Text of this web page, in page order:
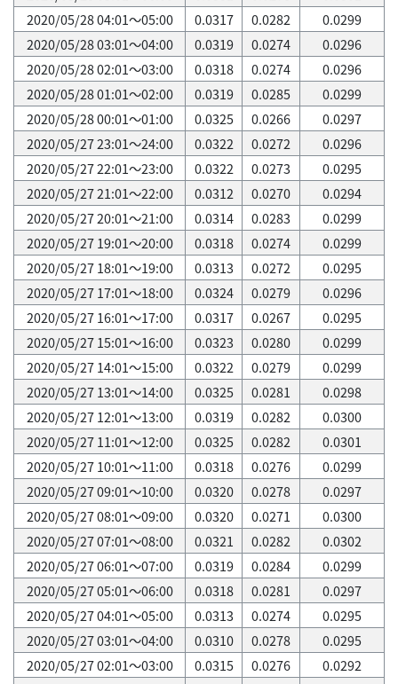
2020/05/28 04:01～05:00
0.0317 0.0282
0.0299
2020/05/28 03:01～04:00
0.0319 0.0274
0.0296
2020/05/28 02:01～03:00
0.0318 0.0274
0.0296
2020/05/28 01:01～02:00
0.0319 0.0285
0.0299
2020/05/28 00:01～01:00
0.0325 0.0266
0.0297
2020/05/27 23:01～24:00
0.0322 0.0272
0.0296
2020/05/27 22:01～23:00
0.0322 0.0273
0.0295
2020/05/27 21:01～22:00
0.0312 0.0270
0.0294
2020/05/27 20:01～21:00
0.0314 0.0283
0.0299
2020/05/27 19:01～20:00
0.0318 0.0274
0.0299
2020/05/27 18:01～19:00
0.0313 0.0272
0.0295
2020/05/27 17:01～18:00
0.0324 0.0279
0.0296
2020/05/27 16:01～17:00
0.0317 0.0267
0.0295
2020/05/27 15:01～16:00
0.0323 0.0280
0.0299
2020/05/27 14:01～15:00
0.0322 0.0279
0.0299
2020/05/27 13:01～14:00
0.0325 0.0281
0.0298
2020/05/27 12:01～13:00
0.0319 0.0282
0.0300
2020/05/27 11:01～12:00
0.0325 0.0282
0.0301
2020/05/27 10:01～11:00
0.0318 0.0276
0.0299
2020/05/27 09:01～10:00
0.0320 0.0278
0.0297
2020/05/27 08:01～09:00
0.0320 0.0271
0.0300
2020/05/27 07:01～08:00
0.0321 0.0282
0.0302
2020/05/27 06:01～07:00
0.0319 0.0284
0.0299
2020/05/27 05:01～06:00
0.0318 0.0281
0.0297
2020/05/27 04:01～05:00
0.0313 0.0274
0.0295
2020/05/27 03:01～04:00
0.0310 0.0278
0.0295
2020/05/27 02:01～03:00
0.0315 0.0276
0.0292